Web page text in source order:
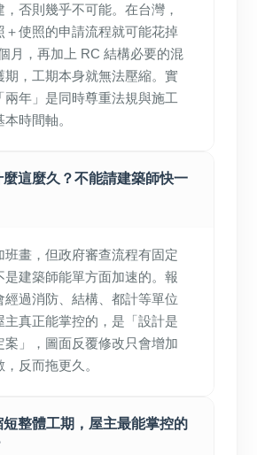
，否則幾乎不可能。在台灣，
＋使照的申請流程就可能花掉
月，再加上 RC 結構必要的混
期，工期本身就無法壓縮。實
兩年」是同時尊重法規與施工
時間軸。
麼這麼久？不能請建築師快一
班畫，但政府審查流程有固定
是建築師能單方面加速的。報
經過消防、結構、都計等單位
主真正能掌控的，是「設計是
案」，圖面反覆修改只會增加
反而拖更久。
短整體工期，屋主最能掌控的